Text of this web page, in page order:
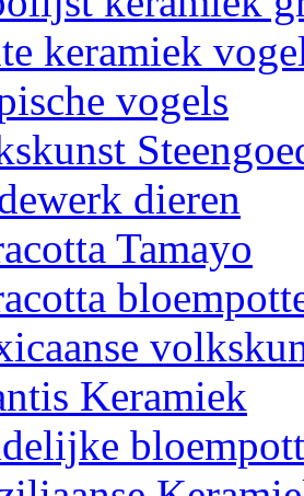
keramiek
vogels
dieren
Tamayo
Keramiek